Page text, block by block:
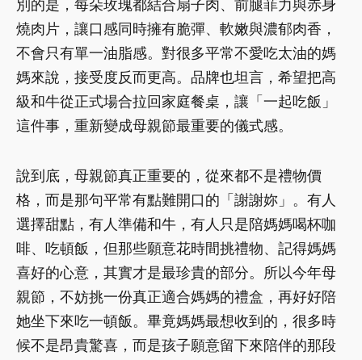
別的是，每朵玫瑰都結合扇子肉、前腿菲力與赤身
燒肉片，讓口感同時擁有脆彈、軟嫩與濃郁肉香，
不會只有單一油脂感。對很多平常不愛吃太油的媽
媽來說，接受度反而更高。品牌也坦言，希望把高
級和牛從正式場合拉回家庭餐桌，讓「一起吃飯」
這件事，重新變成母親節最重要的儀式感。
說到底，母親節真正重要的，從來都不是禮物價
格，而是那句平常有點難開口的「謝謝妳」。有人
選擇甜點，有人準備和牛，有人只是陪媽媽喝杯咖
啡、吃頓飯，但那些願意花時間挑禮物、記得媽媽
喜好的心意，其實才是最珍貴的部分。所以今年母
親節，不妨挑一份真正適合媽媽的禮盒，再好好陪
她坐下來吃一頓飯。畢竟媽媽最想收到的，很多時
候不是昂貴驚喜，而是孩子願意留下來陪伴的那段